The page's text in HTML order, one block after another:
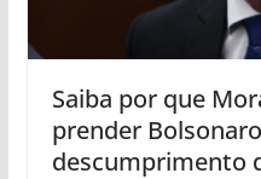
Saiba por que
prender
descumprimento